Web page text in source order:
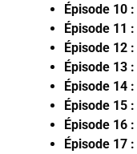
Épisode 10 :
Épisode 11 :
Épisode 12 :
Épisode 13 :
Épisode 14 :
Épisode 15 :
Épisode 16 :
Épisode 17 :